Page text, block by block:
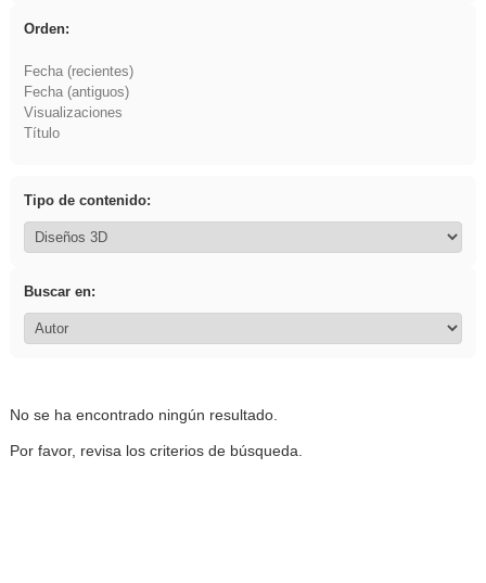
Orden:
Fecha (recientes)
Fecha (antiguos)
Visualizaciones
Título
Tipo de contenido:
Buscar en:
No se ha encontrado ningún resultado.
Por favor, revisa los criterios de búsqueda.